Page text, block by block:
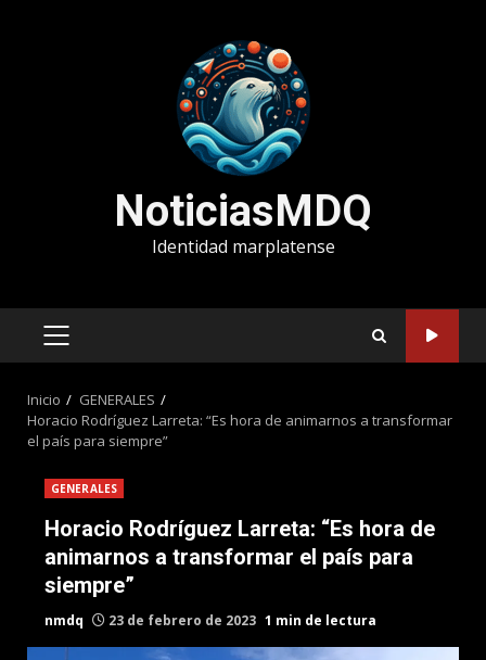
NoticiasMDQ
Identidad marplatense
MENÚ
Inicio
GENERALES
Horacio Rodríguez Larreta: “Es hora de animarnos a transformar
el país para siempre”
GENERALES
Horacio Rodríguez Larreta: “Es hora de
animarnos a transformar el país para
siempre”
nmdq 23 de febrero de 2023 1 min de lectura